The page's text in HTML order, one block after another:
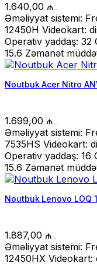
1.640,00 ₼
Əməliyyat sistemi:
12450H Videokart:
Operativ yaddaş: 32
15.6 Zəmanət
Noutbuk Acer Nitro
1.699,00 ₼
Əməliyyat sistemi:
7535HS Videokart:
Operativ yaddaş: 16
15.6 Zəmanət
Noutbuk Lenovo LOQ
1.887,00 ₼
Əməliyyat sistemi:
12450HX